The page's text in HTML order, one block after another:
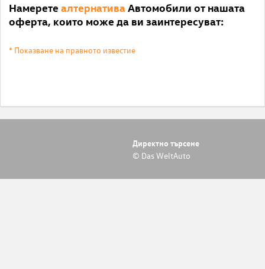
Намерете алтернативаАвтомобили от нашата
оферта, които може да ви заинтересуват:
* Показване на правното известие
Директно търсене
© Das WeltAuto